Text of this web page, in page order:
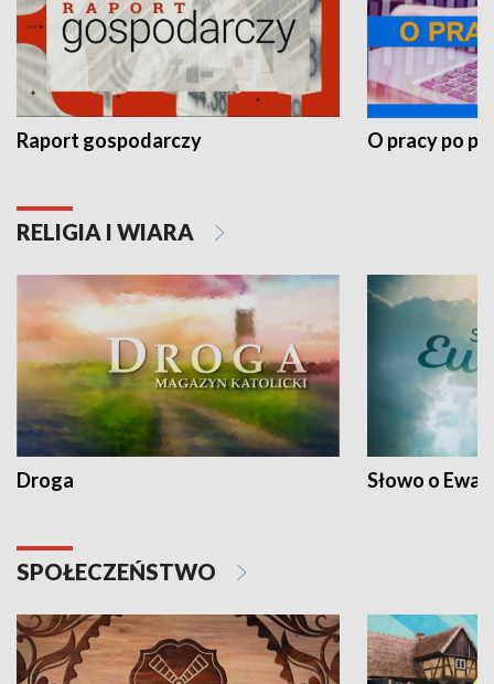
Raport gospodarczy O pracy po
RELIGIA I WIARA
Droga Słowo o
SPOŁECZEŃSTWO